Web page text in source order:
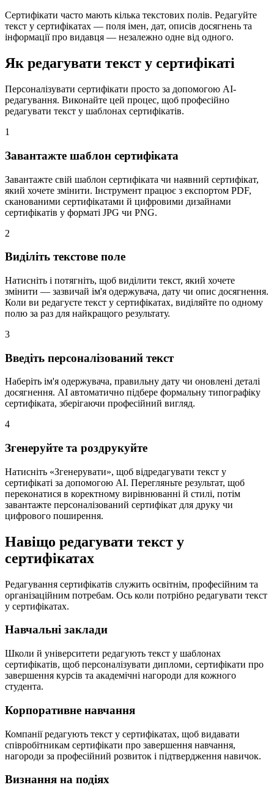
Сертифікати часто мають кілька текстових полів. Редагуйте
текст у сертифікатах — поля імен, дат, описів досягнень та
інформації про видавця — незалежно одне від одного.
Як редагувати текст у сертифікаті
Персоналізувати сертифікати просто за допомогою AI-
редагування. Виконайте цей процес, щоб професійно
редагувати текст у шаблонах сертифікатів.
1
Завантажте шаблон сертифіката
Завантажте свій шаблон сертифіката чи наявний сертифікат,
який хочете змінити. Інструмент працює з експортом PDF,
сканованими сертифікатами й цифровими дизайнами
сертифікатів у форматі JPG чи PNG.
2
Виділіть текстове поле
Натисніть і потягніть, щоб виділити текст, який хочете
змінити — зазвичай ім'я одержувача, дату чи опис досягнення.
Коли ви редагуєте текст у сертифікатах, виділяйте по одному
полю за раз для найкращого результату.
3
Введіть персоналізований текст
Наберіть ім'я одержувача, правильну дату чи оновлені деталі
досягнення. AI автоматично підбере формальну типографіку
сертифіката, зберігаючи професійний вигляд.
4
Згенеруйте та роздрукуйте
Натисніть «Згенерувати», щоб відредагувати текст у
сертифікаті за допомогою AI. Перегляньте результат, щоб
переконатися в коректному вирівнюванні й стилі, потім
завантажте персоналізований сертифікат для друку чи
цифрового поширення.
Навіщо редагувати текст у
сертифікатах
Редагування сертифікатів служить освітнім, професійним та
організаційним потребам. Ось коли потрібно редагувати текст
у сертифікатах.
Навчальні заклади
Школи й університети редагують текст у шаблонах
сертифікатів, щоб персоналізувати дипломи, сертифікати про
завершення курсів та академічні нагороди для кожного
студента.
Корпоративне навчання
Компанії редагують текст у сертифікатах, щоб видавати
співробітникам сертифікати про завершення навчання,
нагороди за професійний розвиток і підтвердження навичок.
Визнання на подіях